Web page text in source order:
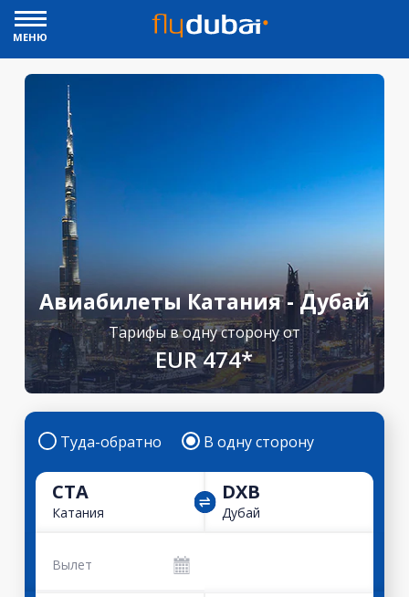
МЕНЮ
Авиабилеты Катания - Дубай
Тарифы в одну сторону от
EUR 474*
Туда-обратно В одну сторону
CTA
Катания
DXB
Дубай
Вылет